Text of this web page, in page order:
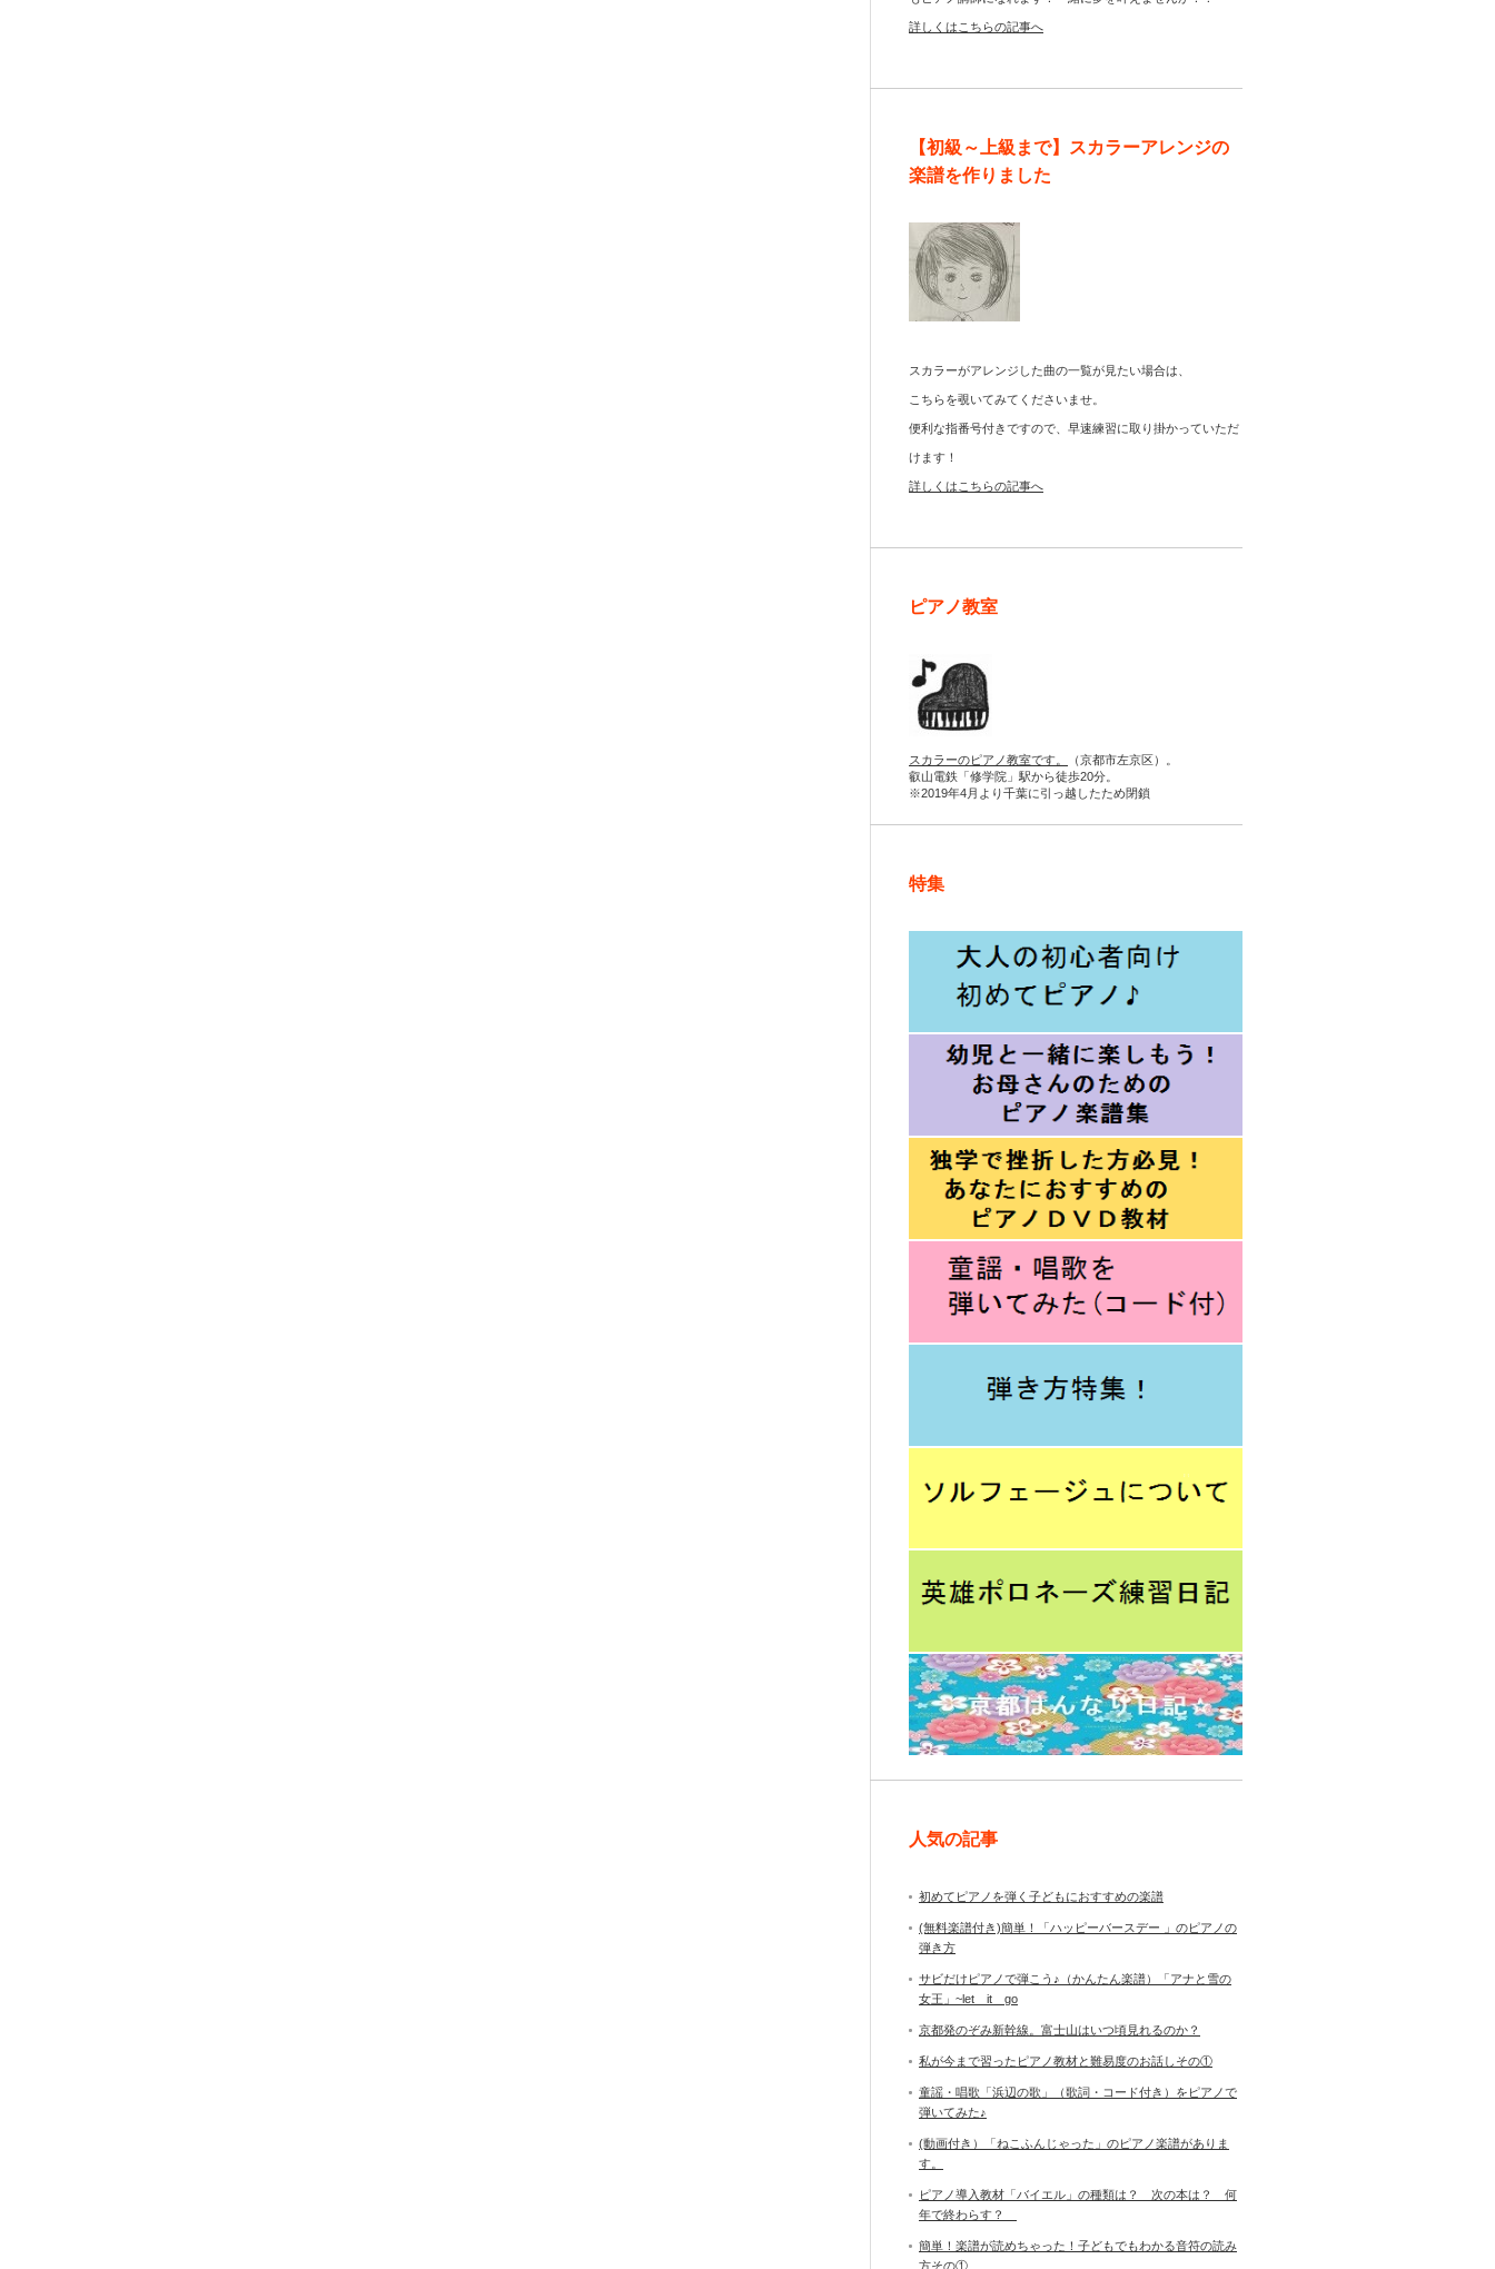
詳しくはこちらの記事へ
【初級～上級まで】スカラーアレンジの
楽譜を作りました
スカラーがアレンジした曲の一覧が見たい場合は、
こちらを覗いてみてくださいませ。
便利な指番号付きですので、早速練習に取り掛かっていただ
けます！
詳しくはこちらの記事へ
ピアノ教室
スカラーのピアノ教室です。
（京都市左京区）。
叡山電鉄「修学院」駅から徒歩20分。
※2019年4月より千葉に引っ越したため閉鎖
特集
人気の記事
初めてピアノを弾く子どもにおすすめの楽譜
(無料楽譜付き)簡単！「ハッピーバースデー 」のピアノの
弾き方
サビだけピアノで弾こう♪（かんたん楽譜）「アナと雪の
女王」~let it go
京都発のぞみ新幹線。富士山はいつ頃見れるのか？
私が今まで習ったピアノ教材と難易度のお話しその①
童謡・唱歌「浜辺の歌」（歌詞・コード付き）をピアノで
弾いてみた♪
(動画付き）「ねこふんじゃった」のピアノ楽譜がありま
す。
ピアノ導入教材「バイエル」の種類は？ 次の本は？ 何
年で終わらす？
簡単！楽譜が読めちゃった！子どもでもわかる音符の読み
方その①